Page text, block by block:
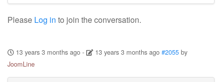
Please Log in to join the conversation.
13 years 3 months ago- 13 years 3 months ago #2055 by
JoomLine